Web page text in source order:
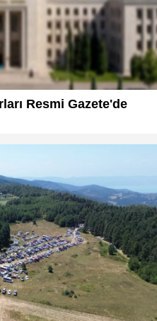
Resmi Gazete'de